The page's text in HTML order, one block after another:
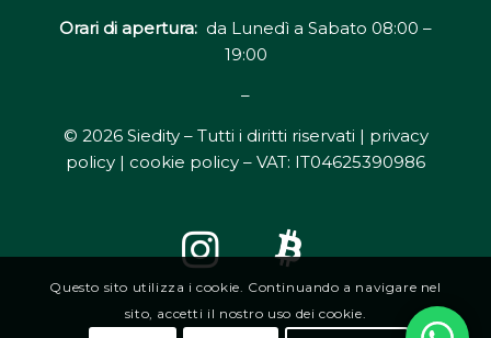
Orari di apertura: da Lunedì a Sabato 08:00 –
19:00
–
© 2026 Siedity – Tutti i diritti riservati | privacy
policy | cookie policy – VAT: IT04625390986
Questo sito utilizza i cookie. Continuando a navigare nel
sito, accetti il nostro uso dei cookie.